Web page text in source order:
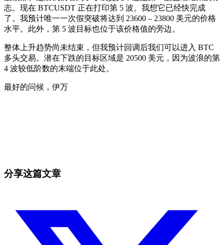
志。现在 BTCUSDT 正在打印第 5 波。我想它已经快完成
了。我预计唯一一次假突破将达到 23600 – 23800 美元的价格
水平。此外，第 5 波目标也位于该价格值的旁边。
整体上升趋势尚未结束，但我预计回调后我们可以进入 BTC
多头交易。潜在下跌的目标区域是 20500 美元，因为波浪的第
4 波较低阶数的末端位于此处。
最好的问候，伊万
分享这篇文章